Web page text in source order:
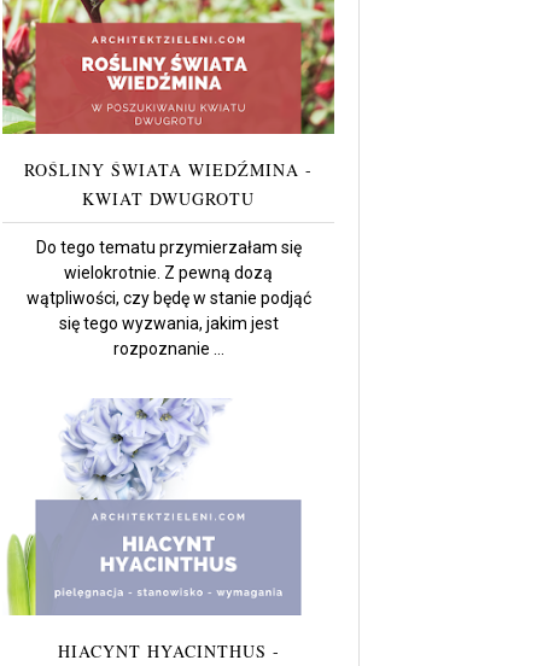
ROŚLINY ŚWIATA WIEDŹMINA -
KWIAT DWUGROTU
Do tego tematu przymierzałam się
wielokrotnie. Z pewną dozą
wątpliwości, czy będę w stanie podjąć
się tego wyzwania, jakim jest
rozpoznanie ...
HIACYNT HYACINTHUS -